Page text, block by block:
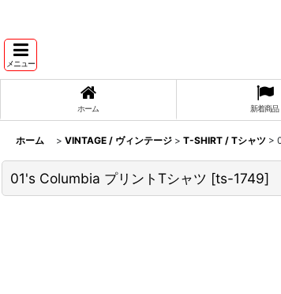
メニュー
ホーム 新着商品
ホーム > VINTAGE / ヴィンテージ > T-SHIRT / Tシャツ >
01's Columbia プリントTシャツ [ts-1749]